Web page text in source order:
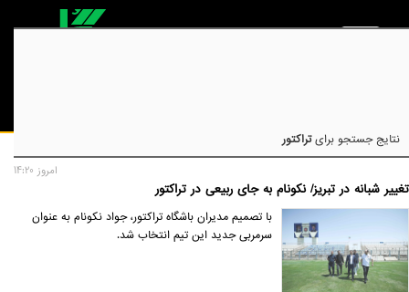
نتایج جستجو برایتراکتور
تغییر شبانه در تبریز/ نکونام به جای ربیعی در تراکتور
امروز 14:20
با تصمیم مدیران باشگاه تراکتور، جواد نکونام به عنوان
سرمربی جدید این تیم انتخاب شد.